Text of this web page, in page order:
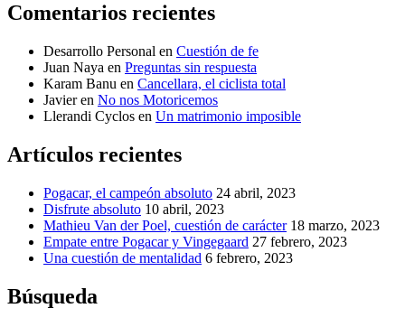
Comentarios recientes
Desarrollo Personal en Cuestión de fe
Juan Naya en Preguntas sin respuesta
Karam Banu en Cancellara, el ciclista total
Javieren No nos Motoricemos
Llerandi Cyclos en Un matrimonio imposible
Artículos recientes
Pogacar, el campeón absoluto 24 abril, 2023
Disfrute absoluto 10 abril, 2023
Mathieu Van der Poel, cuestión de carácter 18 marzo, 2023
Empate entre Pogacar y Vingegaard 27 febrero, 2023
Una cuestión de mentalidad 6 febrero, 2023
Búsqueda